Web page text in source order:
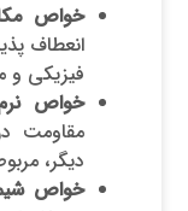
خواص
انعطاف
فیزیکی و
خواص نرم
مقاومت در
دیگر، مربوط
خواص